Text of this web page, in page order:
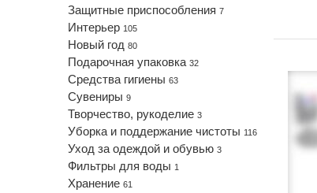
Защитные приспособления 7
Интерьер 105
Новый год 80
Подарочная упаковка 32
Средства гигиены 63
Сувениры 9
Творчество, рукоделие 3
Уборка и поддержание чистоты 116
Уход за одеждой и обувью 3
Фильтры для воды 1
Хранение 61